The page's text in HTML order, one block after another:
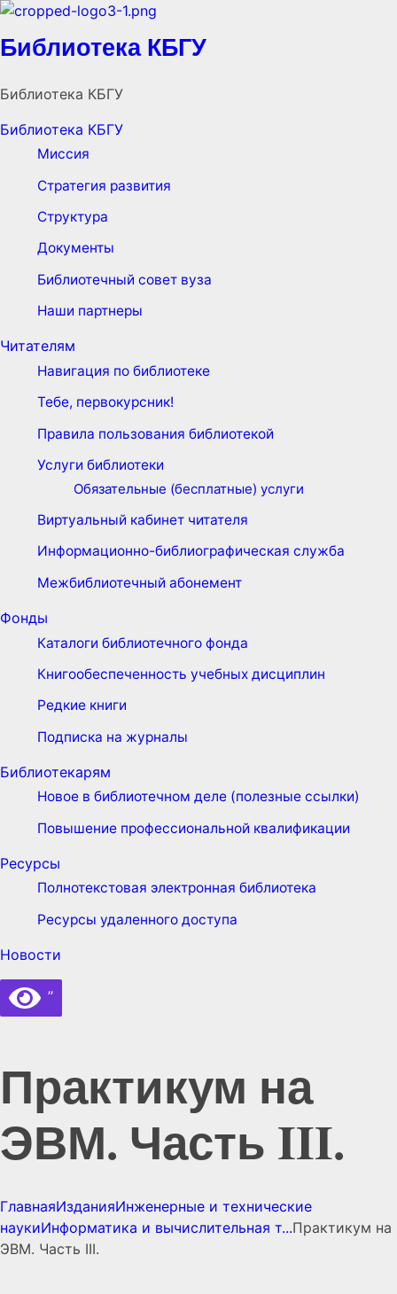
Библиотека КБГУ
Библиотека КБГУ
Библиотека КБГУ
Миссия
Стратегия развития
Структура
Документы
Библиотечный совет вуза
Наши партнеры
Читателям
Навигация по библиотеке
Тебе, первокурсник!
Правила пользования библиотекой
Услуги библиотеки
Обязательные (бесплатные) услуги
Виртуальный кабинет читателя
Информационно-библиографическая служба
Межбиблиотечный абонемент
Фонды
Каталоги библиотечного фонда
Книгообеспеченность учебных дисциплин
Редкие книги
Подписка на журналы
Библиотекарям
Новое в библиотечном деле (полезные ссылки)
Повышение профессиональной квалификации
Ресурсы
Полнотекстовая электронная библиотека
Ресурсы удаленного доступа
Новости
’’
ГлавнаяИзданияИнженерные и технические
наукиИнформатика и вычислительная т...Практикум на
ЭВМ. Часть III.
Практикум на
ЭВМ. Часть III.